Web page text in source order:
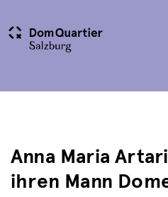
Anna Maria
ihren Mann